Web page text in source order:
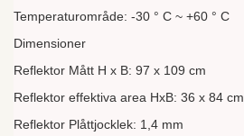
Temperaturområde: -30 ° C ~ +60 ° C
Dimensioner
Reflektor Mått H x B: 97 x 109 cm
Reflektor effektiva area HxB: 36 x 84 cm
Reflektor Plåttjocklek: 1,4 mm